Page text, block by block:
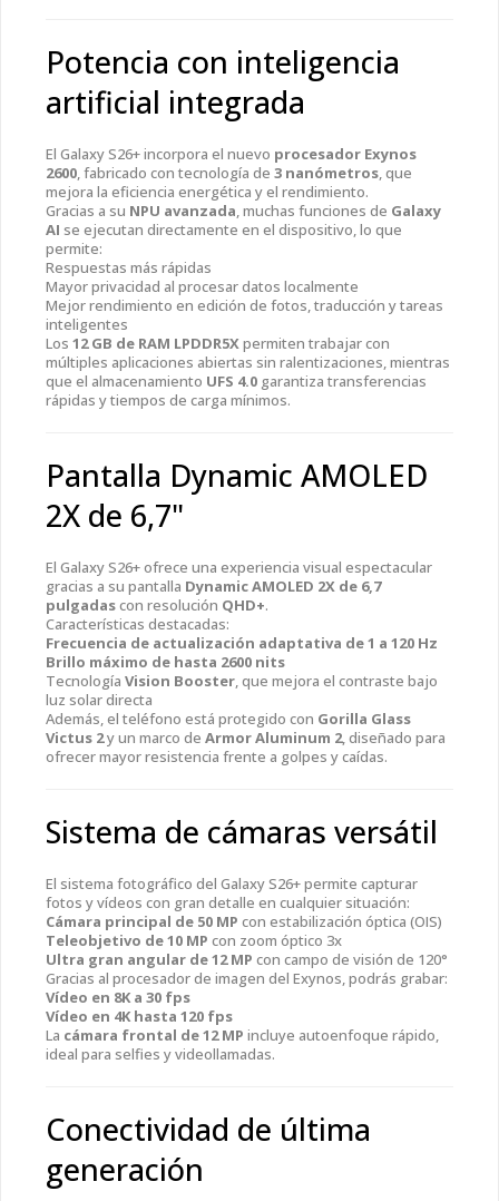
Potencia con inteligencia
artificial integrada
El Galaxy S26+ incorpora el nuevo procesador Exynos
2600, fabricado con tecnología de 3 nanómetros, que
mejora la eficiencia energética y el rendimiento.
Gracias a su NPU avanzada, muchas funciones de Galaxy
AI se ejecutan directamente en el dispositivo, lo que
permite:
Respuestas más rápidas
Mayor privacidad al procesar datos localmente
Mejor rendimiento en edición de fotos, traducción y tareas
inteligentes
Los 12 GB de RAM LPDDR5Xpermiten trabajar con
múltiples aplicaciones abiertas sin ralentizaciones, mientras
que el almacenamiento UFS 4.0 garantiza transferencias
rápidas y tiempos de carga mínimos.
Pantalla Dynamic AMOLED
2X de 6,7"
El Galaxy S26+ ofrece una experiencia visual espectacular
gracias a su pantalla Dynamic AMOLED 2X de 6,7
pulgadascon resolución QHD+.
Características destacadas:
Frecuencia de actualización adaptativa de 1 a 120 Hz
Brillo máximo de hasta 2600 nits
Tecnología Vision Booster, que mejora el contraste bajo
luz solar directa
Además, el teléfono está protegido con Gorilla Glass
Victus 2y un marco de Armor Aluminum 2, diseñado para
ofrecer mayor resistencia frente a golpes y caídas.
Sistema de cámaras versátil
El sistema fotográfico del Galaxy S26+ permite capturar
fotos y vídeos con gran detalle en cualquier situación:
Cámara principal de 50 MP con estabilización óptica (OIS)
Teleobjetivo de 10 MP con zoom óptico 3x
Ultra gran angular de 12 MP con campo de visión de 120°
Gracias al procesador de imagen del Exynos, podrás grabar:
Vídeo en 8K a 30 fps
Vídeo en 4K hasta 120 fps
La cámara frontal de 12 MP incluye autoenfoque rápido,
ideal para selfies y videollamadas.
Conectividad de última
generación